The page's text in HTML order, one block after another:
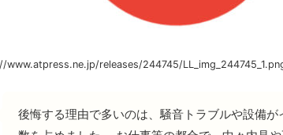
www.atpress.ne.jp/releases/244745/
後悔する理由で多いのは、騒音トラブルや設備